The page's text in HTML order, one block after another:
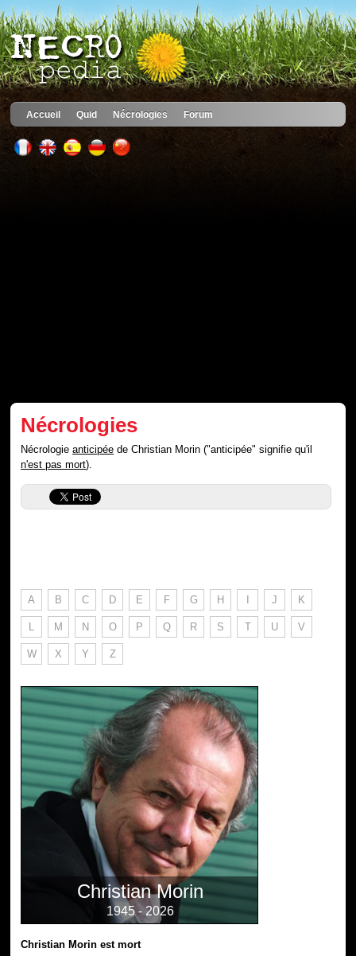
Accueil Quid Nécrologies Forum
Nécrologies
Nécrologieanticipée de Christian Morin ("anticipée" signifie qu'il
n'est pas mort).
A B C D E F G H I J K
L M N O P Q R S T U V
W X Y Z
Christian Morin
1945 - 2026
Christian Morin est mort